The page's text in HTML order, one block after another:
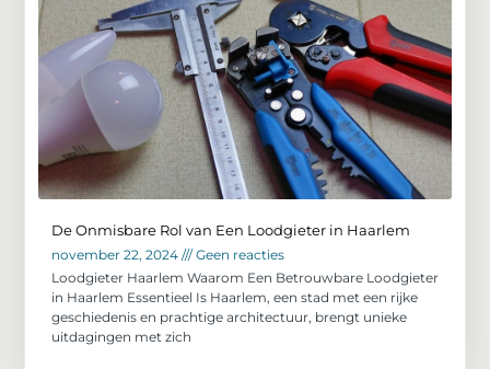
De Onmisbare Rol van Een Loodgieter in Haarlem
november 22, 2024
Geen reacties
Loodgieter Haarlem Waarom Een Betrouwbare Loodgieter
in Haarlem Essentieel Is Haarlem, een stad met een rijke
geschiedenis en prachtige architectuur, brengt unieke
uitdagingen met zich